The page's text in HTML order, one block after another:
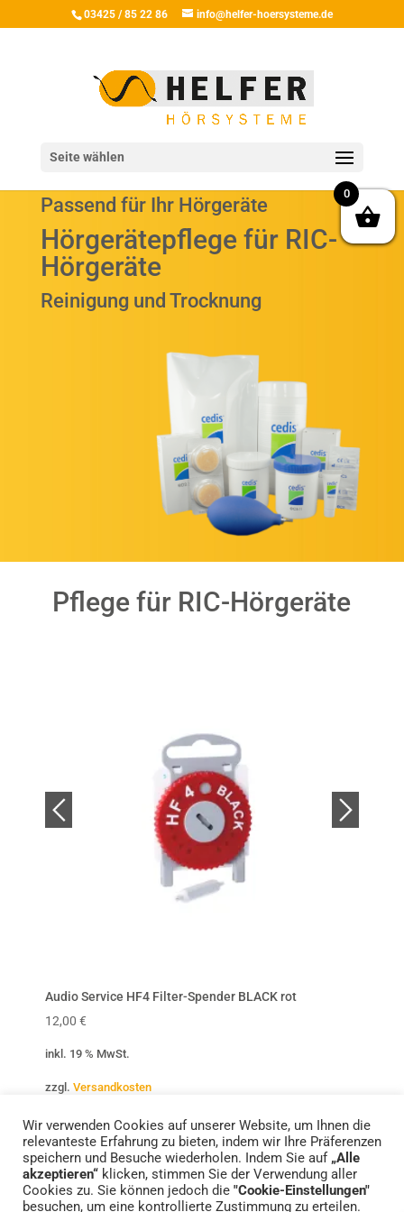
03425 / 85 22 86 info@helfer-hoersysteme.de
Seite wählen
Passend für Ihr Hörgeräte
Hörgerätepflege für RIC-
Hörgeräte
Reinigung und Trocknung
Pflege für RIC-Hörgeräte
Audio Service HF4 Filter-Spender BLACK rot
12,00 €
inkl. 19 % MwSt.
zzgl. Versandkosten
Standorte Impressum
Datenschutzerklärung
Wir verwenden Cookies auf unserer Website, um Ihnen die
relevanteste Erfahrung zu bieten, indem wir Ihre Präferenzen
speichern und Besuche wiederholen. Indem Sie auf „Alle
akzeptieren“ klicken, stimmen Sie der Verwendung aller
Cookies zu. Sie können jedoch die "Cookie-Einstellungen"
besuchen, um eine kontrollierte Zustimmung zu erteilen.
0